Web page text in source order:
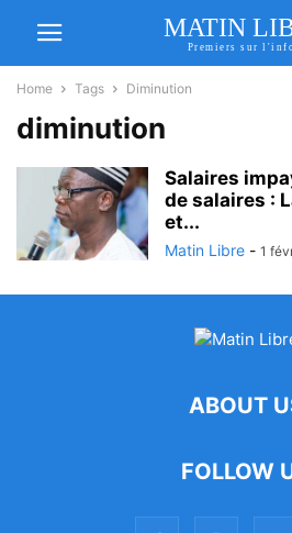
MATIN
Premiers sur
Home Tags Diminution
diminution
Salaires
de salaires :
et...
Matin Libre - 1
ABOUT
FOLLOW